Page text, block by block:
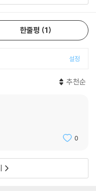
한줄평 1
설정
추천순
0